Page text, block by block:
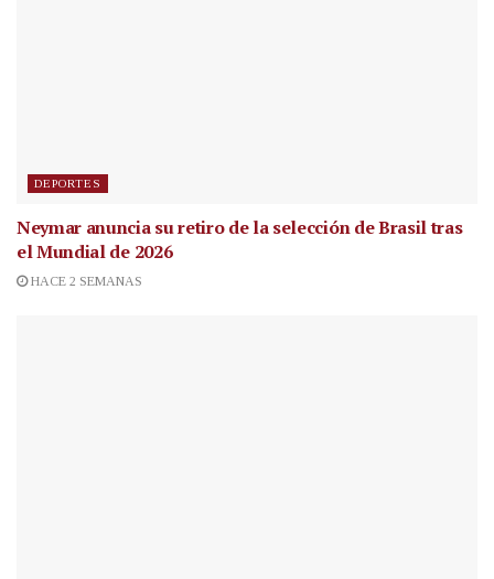
DEPORTES
Neymar anuncia su retiro de la selección de Brasil tras
el Mundial de 2026
HACE 2 SEMANAS